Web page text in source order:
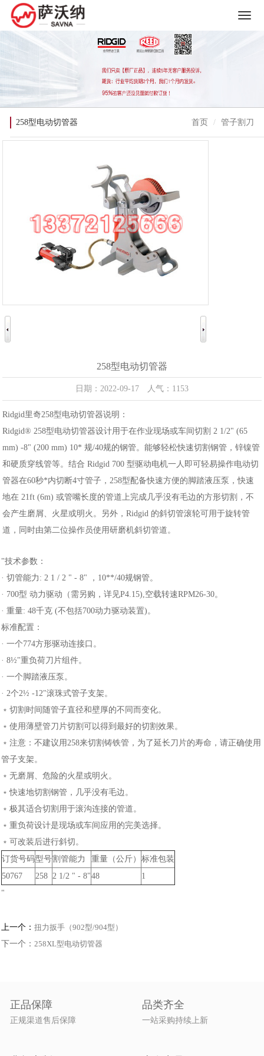
258型电动切管器 首页 管子割刀
258型电动切管器
日期：2022-09-17 人气：1153
Ridgid里奇258型电动切管器说明：
Ridgid® 258型电动切管器设计用于在作业现场或车间切割 2 1/2" (65
mm) -8" (200 mm) 10* 规/40规的钢管。能够轻松快速切割钢管，锌镍管
和硬质穿线管等。结合 Ridgid 700 型驱动电机一人即可轻易操作电动切
管器在60秒*内切断4寸管子，258型配备快速方便的脚踏液压泵，快速
地在 21ft (6m) 或管嘴长度的管道上完成几乎没有毛边的方形切割，不
会产生磨屑、火星或明火。另外，Ridgid 的斜切管滚轮可用于旋转管
道，同时由第二位操作员使用研磨机斜切管道。
"技术参数：
· 切管能力: 2 1 / 2 " - 8" ，10**/40规钢管。
· 700型 动力驱动（需另购，详见P4.15),空载转速RPM26-30。
· 重量: 48千克 (不包括700动力驱动装置)。
标准配置：
· 一个774方形驱动连接口。
· 8½"重负荷刀片组件。
· 一个脚踏液压泵。
· 2个2½ -12"滚珠式管子支架。
﹡切割时间随管子直径和壁厚的不同而变化。
﹡使用薄壁管刀片切割可以得到最好的切割效果。
﹡注意：不建议用258来切割铸铁管，为了延长刀片的寿命，请正确使用
管子支架。
﹡无磨屑、危险的火星或明火。
﹡快速地切割钢管，几乎没有毛边。
﹡极其适合切割用于滚沟连接的管道。
﹡重负荷设计是现场或车间应用的完美选择。
﹡可改装后进行斜切。
订货号码型号割管能力 重量（公斤） 标准包装
50767
258 2 1/2 " - 8"48
1
"
上一个： 扭力扳手（902型/904型）
下一个： 258XL型电动切管器
正品保障
正规渠道售后保障
品类齐全
一站采购持续上新